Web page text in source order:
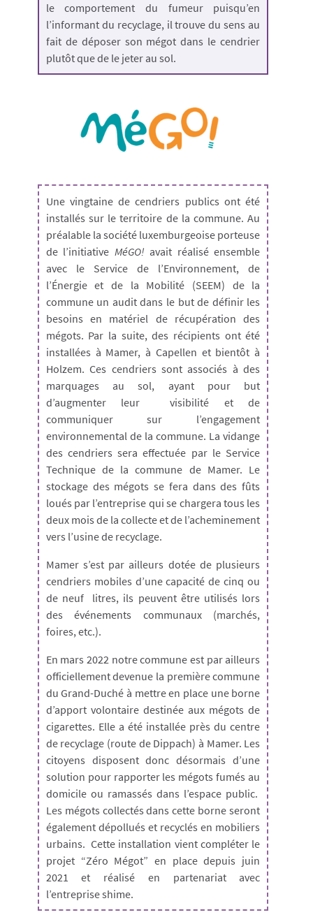
le comportement du fumeur puisqu’en
l’informant du recyclage, il trouve du sens au
fait de déposer son mégot dans le cendrier
plutôt que de le jeter au sol.
Une vingtaine de cendriers publics ont été
installés sur le territoire de la commune. Au
préalable la société luxemburgeoise porteuse
de l’initiative MéGO! avait réalisé ensemble
avec le Service de l’Environnement, de
l’Énergie et de la Mobilité (SEEM) de la
commune un audit dans le but de définir les
besoins en matériel de récupération des
mégots. Par la suite, des récipients ont été
installées à Mamer, à Capellen et bientôt à
Holzem. Ces cendriers sont associés à des
marquages au sol, ayant pour but
d’augmenter leur visibilité et de
communiquer sur l’engagement
environnemental de la commune. La vidange
des cendriers sera effectuée par le Service
Technique de la commune de Mamer. Le
stockage des mégots se fera dans des fûts
loués par l’entreprise qui se chargera tous les
deux mois de la collecte et de l’acheminement
vers l’usine de recyclage.
Mamer s’est par ailleurs dotée de plusieurs
cendriers mobiles d’une capacité de cinq ou
de neuf litres, ils peuvent être utilisés lors
des événements communaux (marchés,
foires, etc.).
En mars 2022 notre commune est par ailleurs
officiellement devenue la première commune
du Grand-Duché à mettre en place une borne
d’apport volontaire destinée aux mégots de
cigarettes. Elle a été installée près du centre
de recyclage (route de Dippach) à Mamer. Les
citoyens disposent donc désormais d’une
solution pour rapporter les mégots fumés au
domicile ou ramassés dans l’espace public.
Les mégots collectés dans cette borne seront
également dépollués et recyclés en mobiliers
urbains. Cette installation vient compléter le
projet “Zéro Mégot” en place depuis juin
2021 et réalisé en partenariat avec
l’entreprise shime.